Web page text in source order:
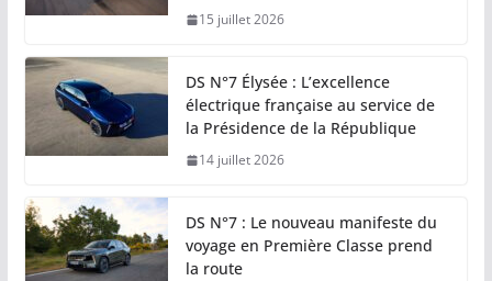
15 juillet 2026
DS N°7 Élysée : L’excellence
électrique française au service de
la Présidence de la République
14 juillet 2026
DS N°7 : Le nouveau manifeste du
voyage en Première Classe prend
la route